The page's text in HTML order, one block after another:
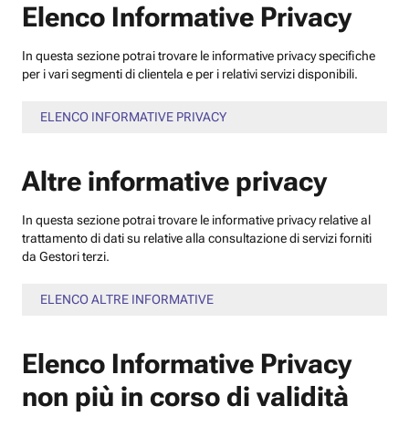
Elenco Informative Privacy
In questa sezione potrai trovare le informative privacy specifiche
per i vari segmenti di clientela e per i relativi servizi disponibili.
ELENCO INFORMATIVE PRIVACY
Altre informative privacy
In questa sezione potrai trovare le informative privacy relative al
trattamento di dati su relative alla consultazione di servizi forniti
da Gestori terzi.
ELENCO ALTRE INFORMATIVE
Elenco Informative Privacy
non più in corso di validità